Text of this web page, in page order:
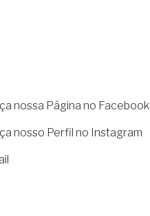
nossa Página no Facebook
nosso Perfil no Instagram